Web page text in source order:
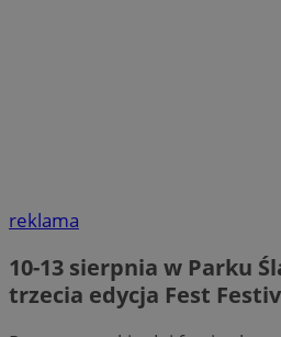
reklama
10-13 sierpnia w Parku
trzecia edycja Fest